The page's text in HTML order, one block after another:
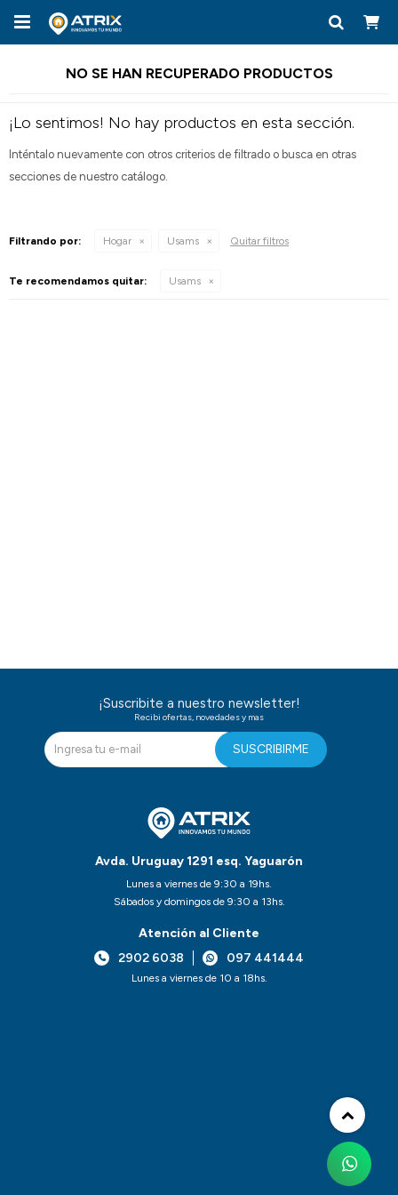

NO SE HAN RECUPERADO PRODUCTOS
¡Lo sentimos! No hay productos en esta sección.
Inténtalo nuevamente con otros criterios de filtrado o busca en otras
secciones de nuestro catálogo.
Filtrando por: Hogar Usams Quitar filtros
Te recomendamos quitar: Usams
Avda. Uruguay 1291 esq. Yaguarón
Lunes a viernes de 9:30 a 19hs.
Sábados y domingos de 9:30 a 13hs.
Atención al Cliente
2902 6038
097 441444
Lunes a viernes de 10 a 18hs.
¡Suscribite a nuestro newsletter!
Recibi ofertas, novedades y mas
SUSCRIBIRME